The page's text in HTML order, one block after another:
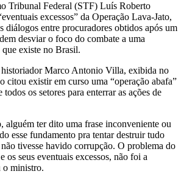
Tribunal Federal (STF) Luís Roberto
excessos” da Operação Lava-Jato,
diálogos entre procuradores obtidos após um
desviar o foco do combate a uma
existe no Brasil.
historiador Marco Antonio Villa, exibida no
citou existir em curso uma “operação abafa”
os setores para enterrar as ações de
ter dito uma frase inconveniente ou
esse fundamento pra tentar destruir tudo
tivesse havido corrupção. O problema do
os seus eventuais excessos, não foi a
ministro.